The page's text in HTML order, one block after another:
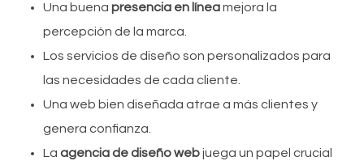
Una buena presencia en líneamejora la
percepción de la marca.
Los servicios de diseño son personalizados para
las necesidades de cada cliente.
Una web bien diseñada atrae a más clientes y
genera confianza.
La agencia de diseño webjuega un papel crucial